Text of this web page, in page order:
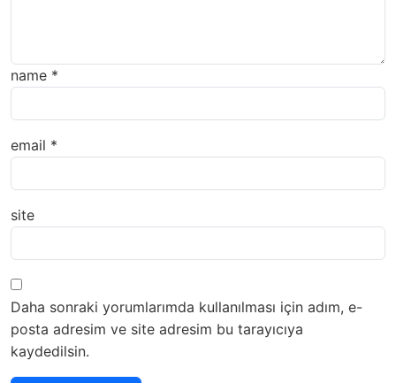
name *
email *
site
Daha sonraki yorumlarımda kullanılması için adım, e-
posta adresim ve site adresim bu tarayıcıya
kaydedilsin.